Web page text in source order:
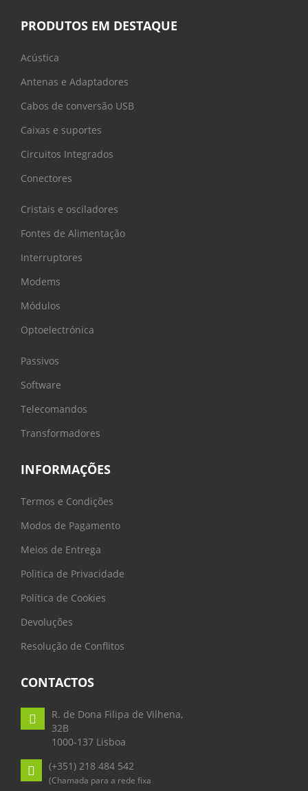
PRODUTOS EM DESTAQUE
Acústica
Antenas e Adaptadores
Cabos de conversão USB
Caixas e suportes
Circuitos Integrados
Conectores
Cristais e osciladores
Fontes de Alimentação
Interruptores
Modems
Módulos
Optoelectrónica
Passivos
Software
Telecomandos
Transformadores
INFORMAÇÕES
Termos e Condições
Modos de Pagamento
Meios de Entrega
Politica de Privacidade
Política de Cookies
Devoluções
Resolução de Conflitos
CONTACTOS
R. de Dona Filipa de Vilhena,
32B
1000-137 Lisboa
(+351) 218 484 542
(Chamada para a rede fixa